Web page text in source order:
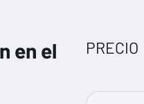
en el
PRECIO